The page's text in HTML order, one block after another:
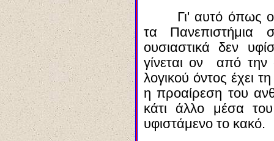
Γι' αυτό όπως
τα
ουσιαστικά δεν
γίνεται ον από την
λογικού όντος έχει
η προαίρεση του
κάτι άλλο μέσα
υφιστάμενο το κακό.